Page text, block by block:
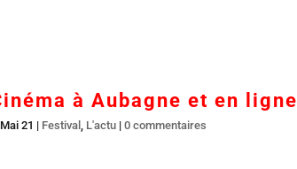
à Aubagne et en ligne
21 | Festival , L'actu| 0 commentaires